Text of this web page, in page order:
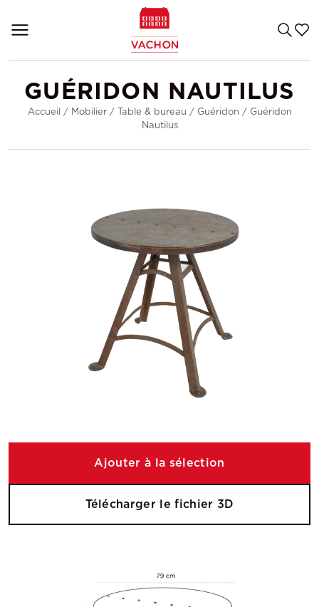
GUÉRIDON NAUTILUS
Accueil / Mobilier/ Table & bureau / Guéridon / Guéridon
Nautilus
Ajouter à la sélection
Télécharger le fichier 3D